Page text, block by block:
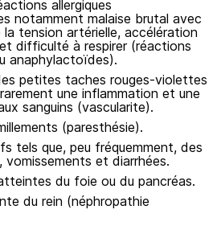
allergiques
notamment malaise brutal avec
tension artérielle, accélération
difficulté à respirer (réactions
anaphylactoïdes).
petites taches rouges-violettes
une inflammation et une
sanguins (vascularite).
(paresthésie).
tels que, peu fréquemment, des
vomissements et diarrhées.
du foie ou du pancréas.
du rein (néphropathie